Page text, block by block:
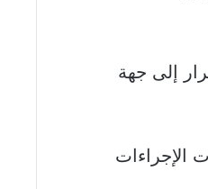
إلى جهة
الإجراءات